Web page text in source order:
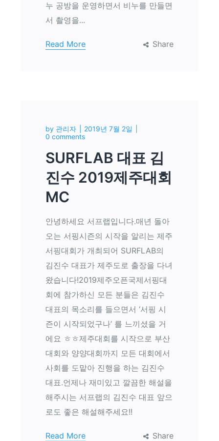
누 공방을 운영하면서 비누를 만들면
서 촬영을...
Read More Share
by 관리자
2019년 7월 2일
0 comments
SURFLAB 대표 김
진수 2019제주대회
MC
안녕하세요 서프랩입니다.매년 돌아
오는 서핑시즌의 시작을 알리는 제주
서핑대회가 개최되어 SURFLAB의
김진수 대표가 제주도로 출장을 다녀
왔습니다!2019제주오픈국제서핑대
회에 참가하신 모든 분들은 김진수
대표의 목소리를 들으면서 ‘서핑 시
즌이 시작되었구나’ 를 느끼셨을 거
에요 ㅎㅎ제주대회를 시작으로 부산
대회와 양양대회까지 모든 대회에서
사회를 도맡아 진행을 하는 김진수
대표.언제나 재미있고 깔끔한 해설을
해주시는 서프랩의 김진수 대표 앞으
로도 좋은 해설해주세요!!
Read More Share